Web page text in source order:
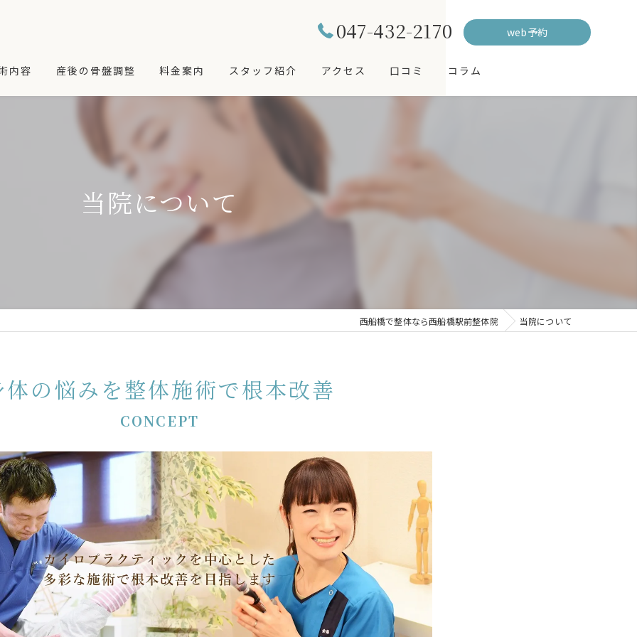
047-432-2170 web予約
内容
コースのイメージ
たに合ったコースの選び方
産後の骨盤調整 料金案内
カイロプラクティックコース
ハンドフィール整体コース
学割カイロプラクティックコース
極楽セット
姿勢改善コース
スタッフ紹介 アクセス 口コミ コラム
当院について
西船橋で整体なら西船橋駅前整体院 当院について
体の悩みを整体施術で根本改善
CONCEPT